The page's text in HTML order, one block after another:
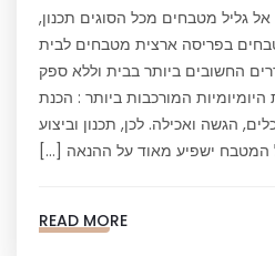
אל גליל מטבחים מכל הסוגים תכנון,
בפריסה ארצית מטבחים לבית
החשובים ביותר בבית וללא ספק
המורכבות ביותר : הכנת
הגשה ואכילה. לכן, תכנון וביצוע
המטבח ישפיע מאוד על ההנאה […]
READ MORE